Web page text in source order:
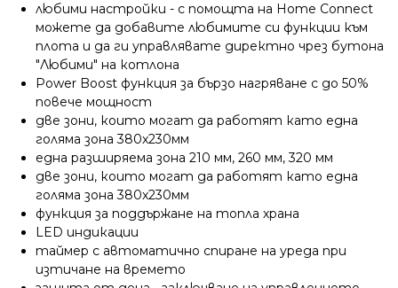
любими настройки - с помощта на Home Connect
можете да добавите любимите си функции към
плота и да ги управлявате директно чрез бутона
"Любими" на котлона
Power Boost функция за бързо нагряване с до 50%
повече мощност
две зони, които могат да работят като една
голяма зона 380x230мм
една разширяема зона 210 мм, 260 мм, 320 мм
две зони, които могат да работят като една
голяма зона 380x230мм
функция за поддържане на топла хранa
LED индикации
таймер с автоматично спиране на уреда при
изтичане на времето